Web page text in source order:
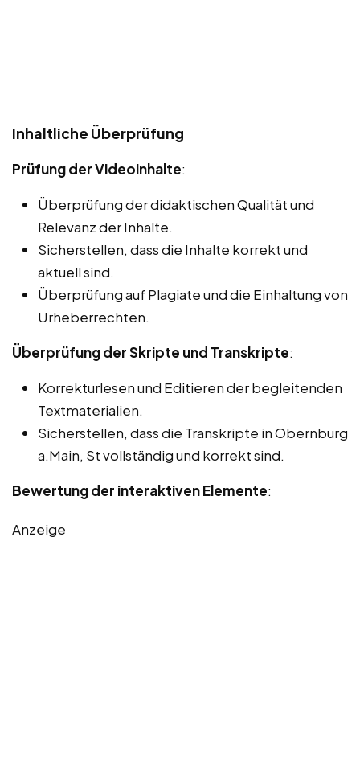
Inhaltliche Überprüfung
Prüfung der Videoinhalte:
Überprüfung der didaktischen Qualität und
Relevanz der Inhalte.
Sicherstellen, dass die Inhalte korrekt und
aktuell sind.
Überprüfung auf Plagiate und die Einhaltung von
Urheberrechten.
Überprüfung der Skripte und Transkripte:
Korrekturlesen und Editieren der begleitenden
Textmaterialien.
Sicherstellen, dass die Transkripte in Obernburg
a.Main, St vollständig und korrekt sind.
Bewertung der interaktiven Elemente:
Anzeige